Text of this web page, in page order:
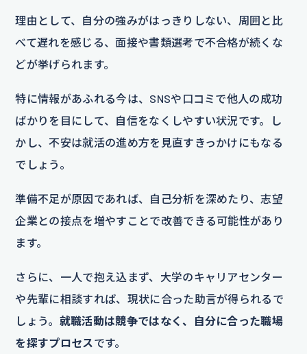
理由として、自分の強みがはっきりしない、周囲と比
べて遅れを感じる、面接や書類選考で不合格が続くな
どが挙げられます。
特に情報があふれる今は、SNSや口コミで他人の成功
ばかりを目にして、自信をなくしやすい状況です。し
かし、不安は就活の進め方を見直すきっかけにもなる
でしょう。
準備不足が原因であれば、自己分析を深めたり、志望
企業との接点を増やすことで改善できる可能性があり
ます。
さらに、一人で抱え込まず、大学のキャリアセンター
や先輩に相談すれば、現状に合った助言が得られるで
しょう。 就職活動は競争ではなく、自分に合った職場
を探すプロセス です。